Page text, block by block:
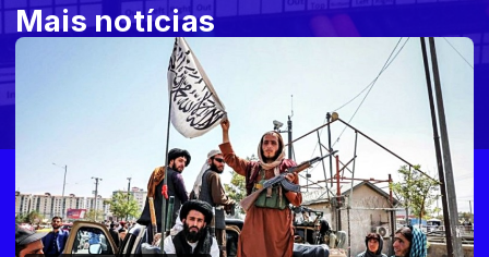
Mais notícias